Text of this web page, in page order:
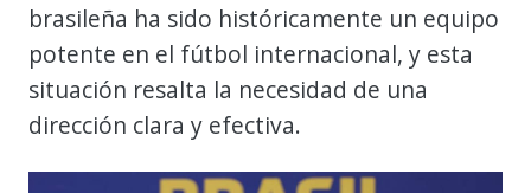
brasileña ha sido históricamente un equipo
potente en el fútbol internacional, y esta
situación resalta la necesidad de una
dirección clara y efectiva.